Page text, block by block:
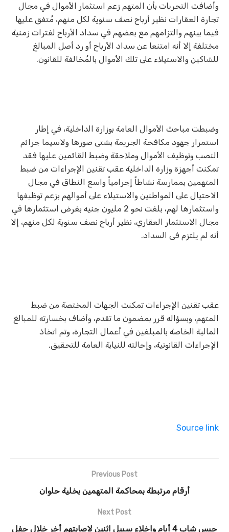
وأضافت التحريات بأن المتهم زعم استثمار الأموال في مجال
تجارة العقارات نظير أرباح نصف سنوية لكل منهم، مُتفق عليها
فيما بينهم والتزامهم مع بعضهم في سداد الأرباح لفترات زمنية
مختلفة إلا أنه امتنعا عن سداد الأرباح أو رد أصل المبالغ
للشاكين والاستيلاء على تلك الأموال بالمُخالفة للقانون.
وضبطت مباحث الأموال العامة بوزارة الداخلية، في إطار
استمرار جهود مكافحة الجريمة بشتى صورها ولاسيما جرائم
النصب وتوظيف الأموال وملاحقة وضبط القائمين عليها فقد
تمكنت أجهزة وزارة الداخلية عقب تقنين الإجراءات من ضبط
المتهمين بممارسة نشاطاً إجرامياً واسع النطاق في مجال
الاحتيال على المواطنين والاستيلاء على أموالهم بزعم توظيفها
واستثمارها لهم، بلغت نحو 2 مليون جنيه بغرض استثمارها في
مجال الاستثمار العقاري، نظير أرباح نصف سنوية لكل منهم، إلا
أنه لم يلتزم فى السداد.
عقب تقنين الإجراءات تمكنت الجهات المختصة من ضبط
المتهم، وبسؤاله قرر بمضمون ما تقدم، وأضاف بخسارته للمبالغ
المالية الخاصة بالمبلغين في أعمال التجارة، وتم اتخاذ
الإجراءات القانونية، وإحالته للنيابة العامة للتحقيق.
Source link
Previous Post
أرقام مرتبطة بمحاكمة المتهمين بخلية حلوان
Next Post
حبس شاب 4 أيام واخلاء سبيل اثنين لاصابتهم أخر خلال حفل